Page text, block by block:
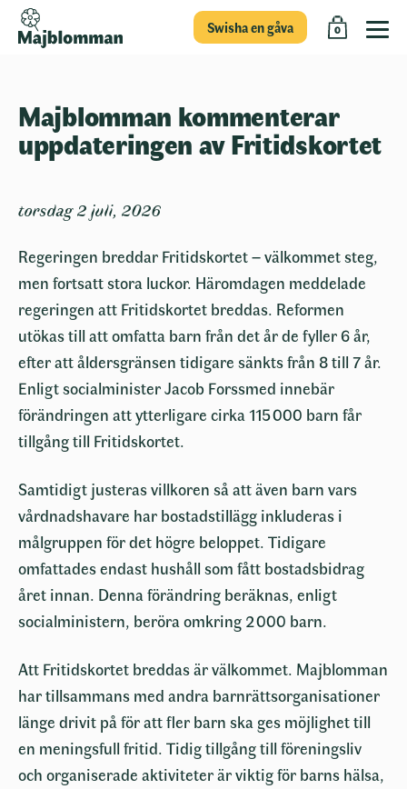
0
Swisha en gåva
Majblomman kommenterar
uppdateringen av Fritidskortet
torsdag 2 juli, 2026
Regeringen breddar Fritidskortet – välkommet steg,
men fortsatt stora luckor. Häromdagen meddelade
regeringen att Fritidskortet breddas. Reformen
utökas till att omfatta barn från det år de fyller 6 år,
efter att åldersgränsen tidigare sänkts från 8 till 7 år.
Enligt socialminister Jacob Forssmed innebär
förändringen att ytterligare cirka 115 000 barn får
tillgång till Fritidskortet.
Samtidigt justeras villkoren så att även barn vars
vårdnadshavare har bostadstillägg inkluderas i
målgruppen för det högre beloppet. Tidigare
omfattades endast hushåll som fått bostadsbidrag
året innan. Denna förändring beräknas, enligt
socialministern, beröra omkring 2 000 barn.
Att Fritidskortet breddas är välkommet. Majblomman
har tillsammans med andra barnrättsorganisationer
länge drivit på för att fler barn ska ges möjlighet till
en meningsfull fritid. Tidig tillgång till föreningsliv
och organiserade aktiviteter är viktig för barns hälsa,